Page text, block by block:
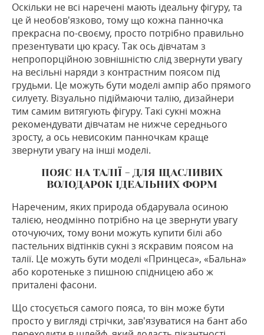
Оскільки не всі наречені мають ідеальну фігуру, та
це й необов'язково, тому що кожна панночка
прекрасна по-своєму, просто потрібно правильно
презентувати цю красу. Так ось дівчатам з
непропорційною зовнішністю слід звернути увагу
на весільні наряди з контрастним поясом під
грудьми. Це можуть бути моделі ампір або прямого
силуету. Візуально підіймаючи талію, дизайнери
тим самим витягують фігуру. Такі сукні можна
рекомендувати дівчатам не нижче середнього
зросту, а ось невисоким панночкам краще
звернути увагу на інші моделі.
ПОЯС НА ТАЛІЇ - ДЛЯ ЩАСЛИВИХ
ВОЛОДАРОК ІДЕАЛЬНИХ ФОРМ
Нареченим, яких природа обдарувала осиною
талією, неодмінно потрібно на це звернути увагу
оточуючих, тому вони можуть купити білі або
пастельних відтінків сукні з яскравим поясом на
талії. Це можуть бути моделі «Принцеса», «Бальна»
або коротеньке з пишною спідницею або ж
приталені фасони.
Що стосується самого пояса, то він може бути
просто у вигляді стрічки, зав'язуватися на бант або